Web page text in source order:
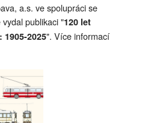
a.s. ve spolupráci se
publikaci "120 let
2025". Více informací